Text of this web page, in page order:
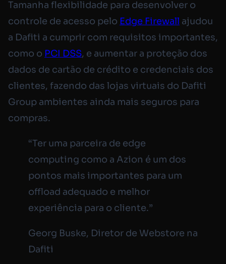
Tamanha flexibilidade para desenvolver o
controle de acesso pelo Edge Firewall ajudou
a Dafiti a cumprir com requisitos importantes,
como o PCI DSS, e aumentar a proteção dos
dados de cartão de crédito e credenciais dos
clientes, fazendo das lojas virtuais do Dafiti
Group ambientes ainda mais seguros para
compras.
“Ter uma parceira de edge
computing como a Azion é um dos
pontos mais importantes para um
offload adequado e melhor
experiência para o cliente.”
Georg Buske, Diretor de Webstore na
Dafiti